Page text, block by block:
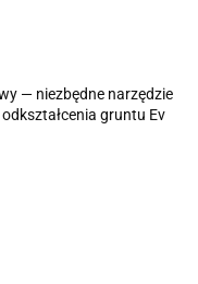
— niezbędne narzędzie
gruntu Ev